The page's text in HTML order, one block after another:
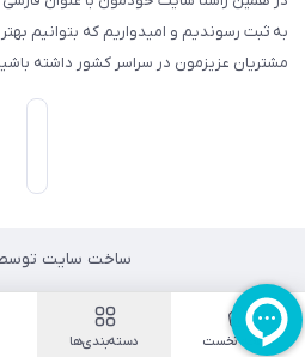
به ثبت رسوندیم و امیدواریم که بتوانیم
مشتریان عزیزمون در سراسر کشور داشته
ساخت سایت
صفحه نخست دسته‌بندی‌ها